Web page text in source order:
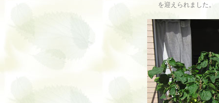
を迎えられました。